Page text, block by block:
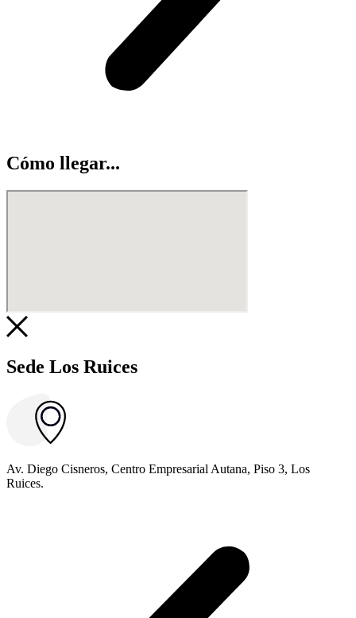
Cómo llegar...
Sede Los Ruices
Av. Diego Cisneros, Centro Empresarial Autana, Piso 3, Los
Ruices.